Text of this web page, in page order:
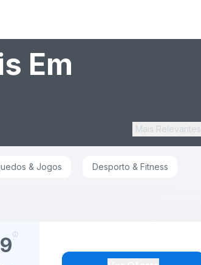
Em
Mais Relevantes
& Jogos Desporto & Fitness